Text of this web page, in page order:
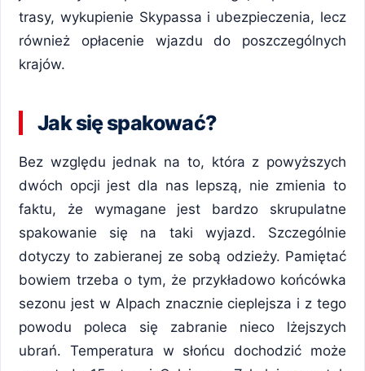
trasy, wykupienie Skypassa i ubezpieczenia, lecz
również opłacenie wjazdu do poszczególnych
krajów.
Jak się spakować?
Bez względu jednak na to, która z powyższych
dwóch opcji jest dla nas lepszą, nie zmienia to
faktu, że wymagane jest bardzo skrupulatne
spakowanie się na taki wyjazd. Szczególnie
dotyczy to zabieranej ze sobą odzieży. Pamiętać
bowiem trzeba o tym, że przykładowo końcówka
sezonu jest w Alpach znacznie cieplejsza i z tego
powodu poleca się zabranie nieco lżejszych
ubrań. Temperatura w słońcu dochodzić może